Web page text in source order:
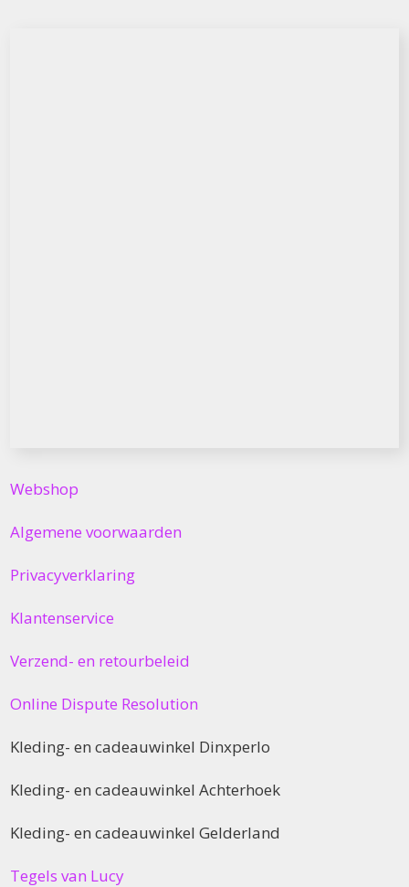
Webshop
Algemene voorwaarden
Privacyverklaring
Klantenservice
Verzend- en retourbeleid
Online Dispute Resolution
Kleding- en cadeauwinkel Dinxperlo
Kleding- en cadeauwinkel Achterhoek
Kleding- en cadeauwinkel Gelderland
Tegels van Lucy